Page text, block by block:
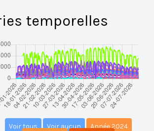
temporelles
Voir tous Voir aucun
Année 2024